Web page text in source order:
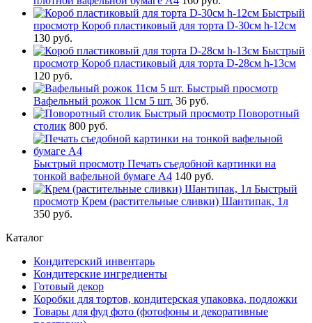
Быстрый
просмотр Короб пластиковый для торта D-30см h-12см
130 руб.
Быстрый
просмотр Короб пластиковый для торта D-28см h-13см
120 руб.
Быстрый просмотр
Вафельный рожок 11см 5 шт. 36 руб.
Быстрый просмотр Поворотный
столик 800 руб.
Быстрый просмотр Печать съедобной картинки на
тонкой вафельной бумаге А4 140 руб.
Быстрый
просмотр Крем (растительные сливки) Шантипак, 1л
350 руб.
Каталог
Кондитерский инвентарь
Кондитерские ингредиенты
Готовый декор
Коробки для тортов, кондитерская упаковка, подложки
Товары для фуд фото (фотофоны и декоративные